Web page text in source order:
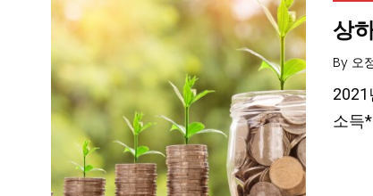
상
By 오
2021
소득